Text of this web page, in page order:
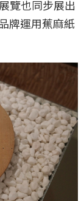
覽也同步展出
牌運用蕉麻紙